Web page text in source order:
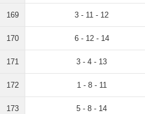
169 3 - 11 - 12
170 6 - 12 - 14
171 3 - 4 - 13
172 1 - 8 - 11
173 5 - 8 - 14